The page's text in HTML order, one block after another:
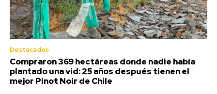
Destacados
Compraron 369 hectáreas donde nadie había
plantado una vid: 25 años después tienen el
mejor Pinot Noir de Chile